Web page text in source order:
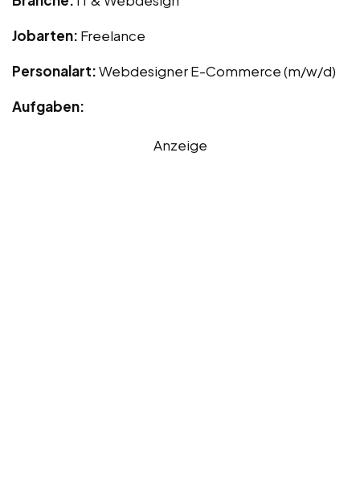
Jobarten: Freelance
Personalart:Webdesigner E-Commerce (m/w/d)
Aufgaben:
Anzeige